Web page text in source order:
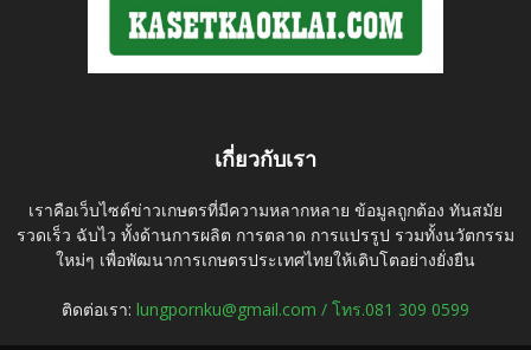
เกี่ยวกับเรา
เราคือเว็บไซต์ข่าวเกษตรที่มีความหลากหลาย ข้อมูลถูกต้อง ทันสมัย
รวดเร็ว ฉับไว ทั้งด้านการผลิต การตลาด การแปรรูป รวมทั้งนวัตกรรม
ใหม่ๆ เพื่อพัฒนาการเกษตรประเทศไทยให้เติบโตอย่างยั่งยืน
ติดต่อเรา: lungpornku@gmail.com / โทร.081 309 0599